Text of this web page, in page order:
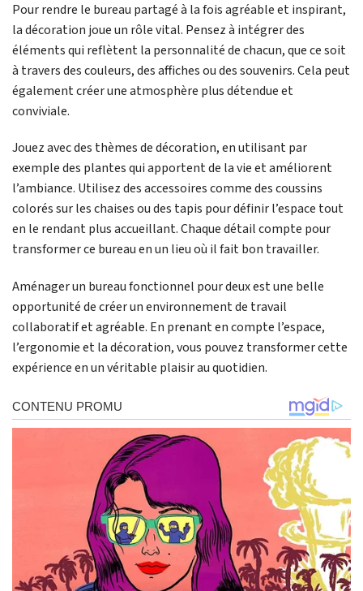
Pour rendre le bureau partagé à la fois agréable et inspirant,
la décoration joue un rôle vital. Pensez à intégrer des
éléments qui reflètent la personnalité de chacun, que ce soit
à travers des couleurs, des affiches ou des souvenirs. Cela peut
également créer une atmosphère plus détendue et
conviviale.
Jouez avec des thèmes de décoration, en utilisant par
exemple des plantes qui apportent de la vie et améliorent
l’ambiance. Utilisez des accessoires comme des coussins
colorés sur les chaises ou des tapis pour définir l’espace tout
en le rendant plus accueillant. Chaque détail compte pour
transformer ce bureau en un lieu où il fait bon travailler.
Aménager un bureau fonctionnel pour deux est une belle
opportunité de créer un environnement de travail
collaboratif et agréable. En prenant en compte l’espace,
l’ergonomie et la décoration, vous pouvez transformer cette
expérience en un véritable plaisir au quotidien.